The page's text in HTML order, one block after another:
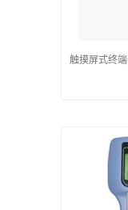
触摸屏式终端